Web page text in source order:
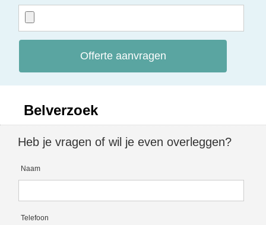
Offerte aanvragen
Belverzoek
Heb je vragen of wil je even overleggen?
Naam
Telefoon